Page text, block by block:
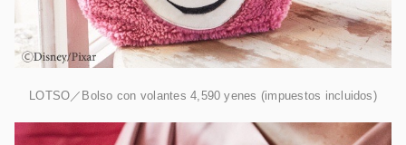
LOTSO／Bolso con volantes 4,590 yenes (impuestos incluidos)